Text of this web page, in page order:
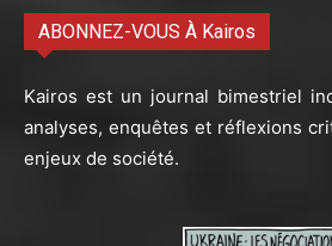
ABONNEZ-VOUS À Kairos
Kairos est un journal bimestriel
analyses, enquêtes et réflexions
enjeux de société.